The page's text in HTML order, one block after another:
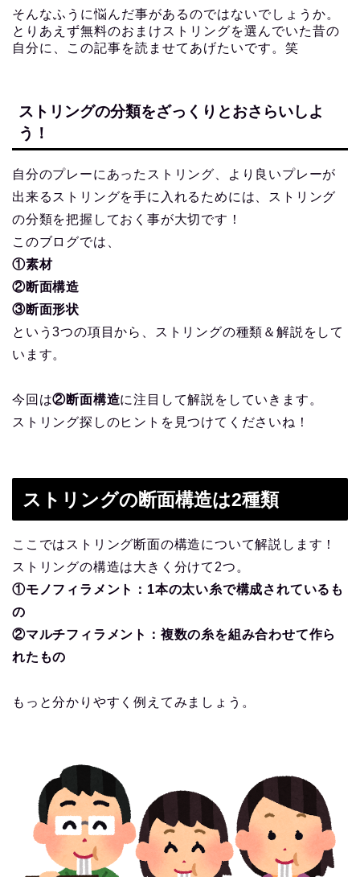
そんなふうに悩んだ事があるのではないでしょうか。
とりあえず無料のおまけストリングを選んでいた昔の
自分に、この記事を読ませてあげたいです。笑
ストリングの分類をざっくりとおさらいしよ
う！
自分のプレーにあったストリング、より良いプレーが
出来るストリングを手に入れるためには、ストリング
の分類を把握しておく事が大切です！
このブログでは、
①素材
②断面構造
③断面形状
という3つの項目から、ストリングの種類＆解説をして
います。
今回は②断面構造に注目して解説をしていきます。
ストリング探しのヒントを見つけてくださいね！
ストリングの断面構造は2種類
ここではストリング断面の構造について解説します！
ストリングの構造は大きく分けて2つ。
①モノフィラメント：1本の太い糸で構成されているも
の
②マルチフィラメント：複数の糸を組み合わせて作ら
れたもの
もっと分かりやすく例えてみましょう。